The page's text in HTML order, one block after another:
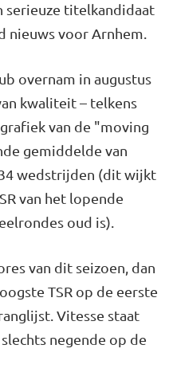
serieuze titelkandidaat
nieuws voor Arnhem.
overnam in augustus
kwaliteit – telkens
van de "moving
gemiddelde van
wedstrijden (dit wijkt
van het lopende
oud is).
van dit seizoen, dan
TSR op de eerste
Vitesse staat
negende op de